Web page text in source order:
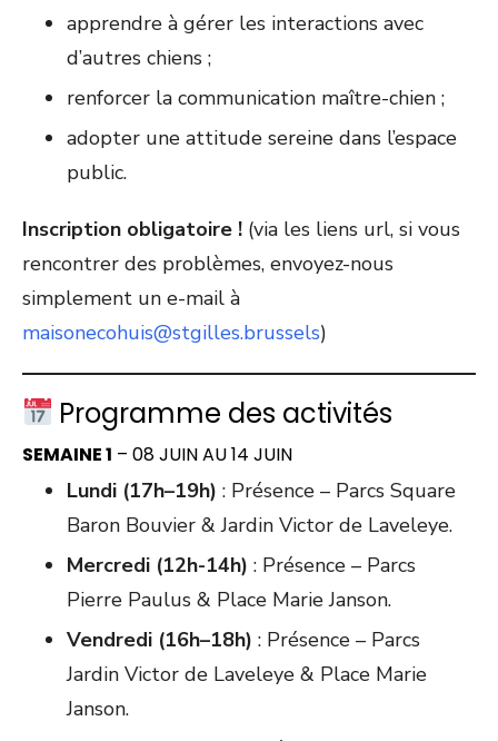
apprendre à gérer les interactions avec
d’autres chiens ;
renforcer la communication maître-chien ;
adopter une attitude sereine dans l’espace
public.
Inscription obligatoire ! (via les liens url, si vous
rencontrer des problèmes, envoyez-nous
simplement un e-mail à
maisonecohuis@stgilles.brussels)
Programme des activités
SEMAINE 1 – 08 JUIN AU 14 JUIN
Lundi (17h–19h) : Présence – Parcs Square
Baron Bouvier & Jardin Victor de Laveleye.
Mercredi (12h-14h) : Présence – Parcs
Pierre Paulus & Place Marie Janson.
Vendredi (16h–18h) : Présence – Parcs
Jardin Victor de Laveleye & Place Marie
Janson.